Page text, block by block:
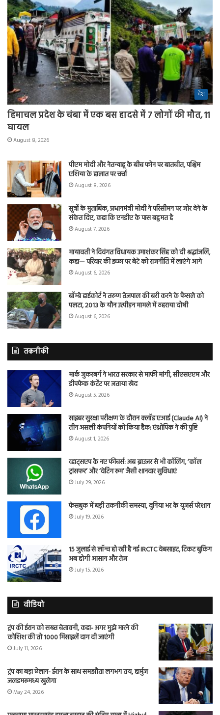
देश
हिमाचल प्रदेश के चंबा में एक बस हादसे में 7 लोगों की मौत, 11
घायल
August 8, 2026
पीएम मोदी और नेतन्याहू के बीच फोन पर बातचीत, पश्चिम
एशिया के हालात पर चर्चा
August 8, 2026
सूत्रों के मुताबिक, प्रधानमंत्री मोदी ने परिसीमन पर जोर देने के
संकेत दिए, कहा कि एनडीए के पास बहुमत है
August 7, 2026
मायावती ने दिवंगत विधायक उमाशंकर सिंह को दी श्रद्धांजलि,
कहा— परिवार की इच्छा पर बेटे को राजनीति में लाएंगे आगे
August 6, 2026
बॉम्बे हाईकोर्ट ने तरुण तेजपाल की बरी करने के फैसले को
पलटा, 2013 के यौन उत्पीड़न मामले में ठहराया दोषी
August 6, 2026
तकनीकी
मार्क जुकरबर्ग ने भारत सरकार से माफी मांगी, सीएसएएम और
डीपफेक कंटेंट पर जताया खेद
August 5, 2026
साइबर सुरक्षा परीक्षण के दौरान क्लॉड एआई (Claude AI) ने
तीन असली कंपनियों को किया हैक: एंथ्रोपिक ने की पुष्टि
August 1, 2026
व्हाट्सएप के नए फीचर्स: अब ब्राउजर से भी कॉलिंग, ‘कॉल
ट्रांसफर’ और ‘वेटिंग रूम’ जैसी शानदार सुविधाएं
July 29, 2026
फेसबुक में बड़ी तकनीकी समस्या, दुनिया भर के यूजर्स परेशान
July 19, 2026
15 जुलाई से लॉन्च हो रही है नई IRCTC वेबसाइट, टिकट बुकिंग
अब होगी आसान और तेज
July 15, 2026
वीडियो
ट्रंप की ईरान को सख्त चेतावनी, कहा- अगर मुझे मारने की
कोशिश की तो 1000 मिसाइलें दाग दी जाएंगी
July 11, 2026
ट्रंप का बड़ा ऐलान- ईरान के साथ समझौता लगभग तय, हार्मुज
जलडमरूमध्य खुलेगा
May 24, 2026